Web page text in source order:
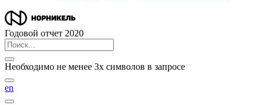
Годовой отчет 2020
Необходимо не менее 3х символов в запросе
en